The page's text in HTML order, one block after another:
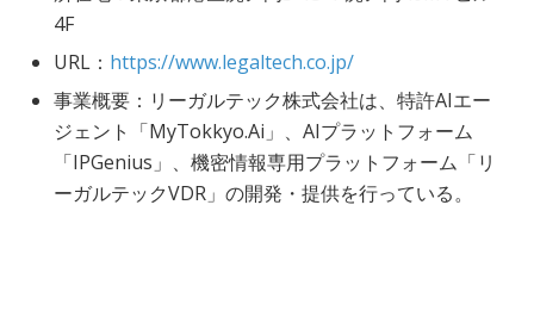
4F
URL： https://www.legaltech.co.jp/
事業概要：リーガルテック株式会社は、特許AIエー
ジェント「MyTokkyo.Ai」、AIプラットフォーム
「IPGenius」、機密情報専用プラットフォーム「リ
ーガルテックVDR」の開発・提供を行っている。